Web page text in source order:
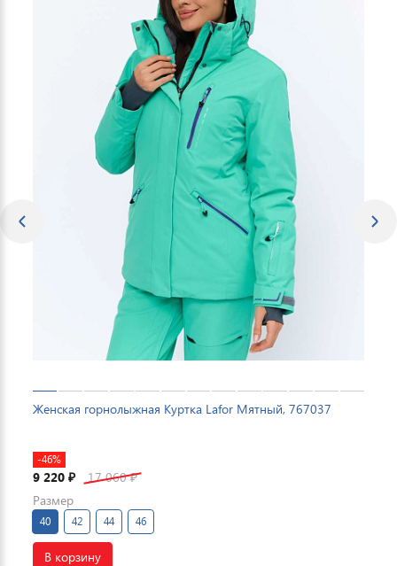
Женская горнолыжная Куртка Lafor Мятный, 767037
-46%
9 220 ₽ 17 060₽
Размер
40 42 44 46
В корзину